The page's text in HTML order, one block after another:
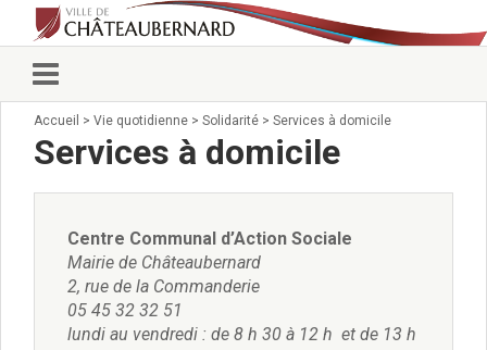
Vie municipale
Élus
Prendre rendez-vous
Arrêtés du Maire
Services municipaux
Organigramme
Pour venir nous voir
Accueil > Vie quotidienne > Solidarité > Services à domicile
Services à domicile
Centre Communal d’Action Sociale
Mairie de Châteaubernard
2, rue de la Commanderie
05 45 32 32 51
lundi au vendredi : de 8 h 30 à 12 h et de 13 h